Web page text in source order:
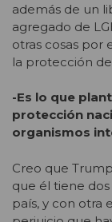
además de un
agregado de
otras cosas por
la protección
-Es lo que
protección
organismos
Creo que
que él tiene
país, y con otra